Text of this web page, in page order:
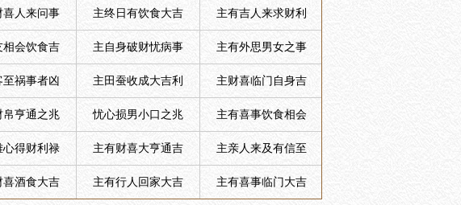
喜人来问事 主终日有饮食大吉 主有吉人来求财利
相会饮食吉 主自身破财忧病事 主有外思男女之事
至祸事者凶 主田蚕收成大吉利 主财喜临门自身吉
帛亨通之兆 忧心损男小口之兆 主有喜事饮食相会
心得财利禄 主有财喜大亨通吉 主亲人来及有信至
喜酒食大吉 主有行人回家大吉 主有喜事临门大吉